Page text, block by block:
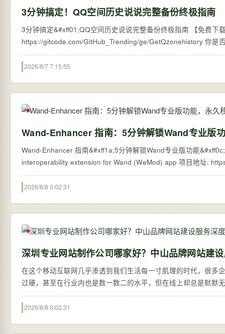
3分钟搞定！QQ空间历史说说完整备份终极指南
3分钟搞定&#xff01;QQ空间历史说说完整备份终极指南 【免费下载链
https://
2026/8/7 7:15:55
Wand-Enhancer 指南：5分钟解锁Wand专业版
Wand-Enhancer 指南&#xff1a;5分钟解锁Wand专业版功能
2026/8/8 0:02:31
深圳专业网站制作公司哪家好？中山品牌网站建
在这个移动互联网几乎渗透到我们生活每一寸肌理的时代，很多
过硬，甚至在行业内也是数一数二的水平，但在线上却总是默默
信…
2026/8/8 0:02:31